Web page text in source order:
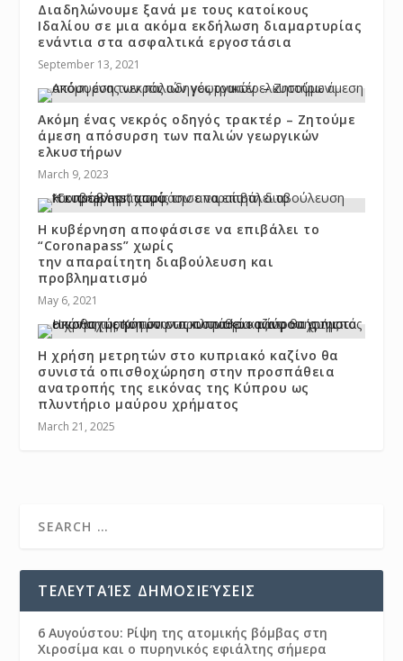
Διαδηλώνουμε ξανά με τους κατοίκους
Ιδαλίου σε μια ακόμα εκδήλωση διαμαρτυρίας
ενάντια στα ασφαλτικά εργοστάσια
September 13, 2021
Ακόμη ένας νεκρός οδηγός τρακτέρ – Ζητούμε
άμεση απόσυρση των παλιών γεωργικών
ελκυστήρων
March 9, 2023
Η κυβέρνηση αποφάσισε να επιβάλει το
“Coronapass” χωρίς
την απαραίτητη διαβούλευση και
προβληματισμό
May 6, 2021
Η χρήση μετρητών στο κυπριακό καζίνο θα
συνιστά οπισθοχώρηση στην προσπάθεια
ανατροπής της εικόνας της Κύπρου ως
πλυντήριο μαύρου χρήματος
March 21, 2025
ΤΕΛΕΥΤΑΊΕΣ ΔΗΜΟΣΙΕΎΣΕΙΣ
6 Αυγούστου: Ρίψη της ατομικής βόμβας στη
Χιροσίμα και ο πυρηνικός εφιάλτης σήμερα